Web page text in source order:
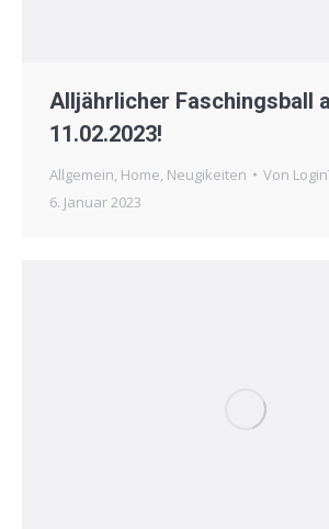
Alljährlicher Faschingsball
11.02.2023!
Allgemein, Home, Neugikeiten Von
6. Januar 2023